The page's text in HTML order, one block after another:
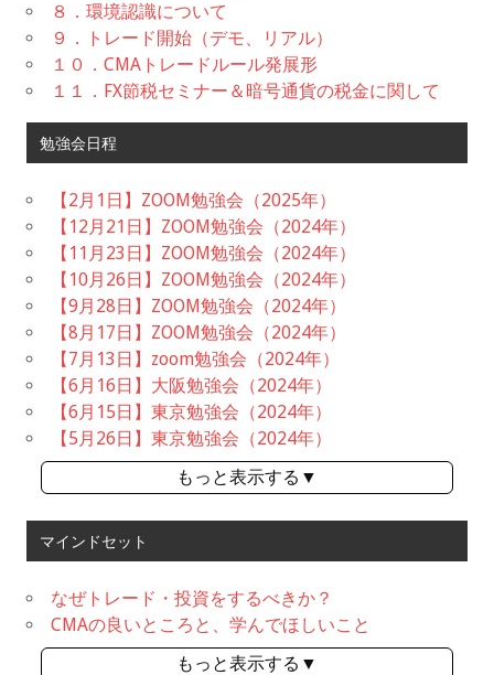
８．環境認識について
９．トレード開始（デモ、リアル）
１０．CMAトレードルール発展形
１１．FX節税セミナー＆暗号通貨の税金に関して
勉強会日程
【2月1日】ZOOM勉強会（2025年）
【12月21日】ZOOM勉強会（2024年）
【11月23日】ZOOM勉強会（2024年）
【10月26日】ZOOM勉強会（2024年）
【9月28日】ZOOM勉強会（2024年）
【8月17日】ZOOM勉強会（2024年）
【7月13日】zoom勉強会（2024年）
【6月16日】大阪勉強会（2024年）
【6月15日】東京勉強会（2024年）
【5月26日】東京勉強会（2024年）
もっと表示する▼
マインドセット
なぜトレード・投資をするべきか？
CMAの良いところと、学んでほしいこと
もっと表示する▼